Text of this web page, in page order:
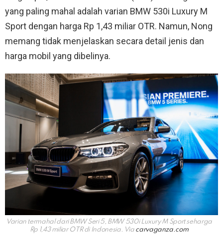
yang paling mahal adalah varian BMW 530i Luxury M
Sport dengan harga Rp 1,43 miliar OTR. Namun, Nong
memang tidak menjelaskan secara detail jenis dan
harga mobil yang dibelinya.
Varian termahal dari BMW Seri 5, BMW 530i Luxury M Sport seharga
Rp 1,43 miliar OTR di Indonesia. Via carvaganza.com